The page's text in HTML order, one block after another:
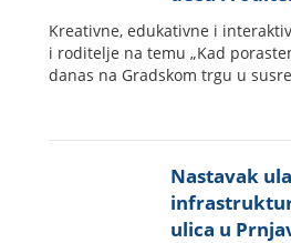
porastem
Kreativne, edukativne i
i roditelje na temu „Kad
danas na Gradskom trgu u
Nastavak
ulica u